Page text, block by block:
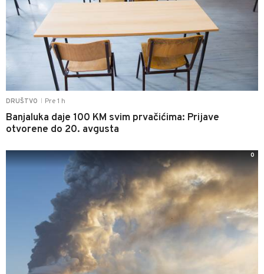
DRUŠTVO Pre 1 h
Banjaluka daje 100 KM svim prvačićima: Prijave
otvorene do 20. avgusta
0